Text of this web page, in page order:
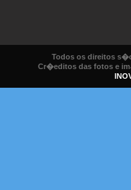
Todos os direitos
Cr�editos das fotos e